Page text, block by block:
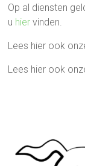
Op al diensten
u hier vinden.
Lees hier ook
Lees hier ook